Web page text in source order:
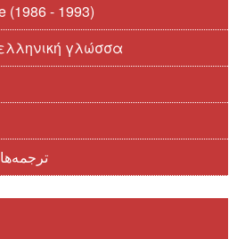
(1986 - 1993)
γλώσσα